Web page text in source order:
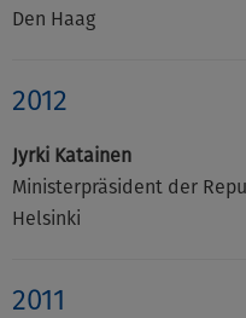
Den Haag
2012
Jyrki Katainen
Ministerpräsident der
Helsinki
2011